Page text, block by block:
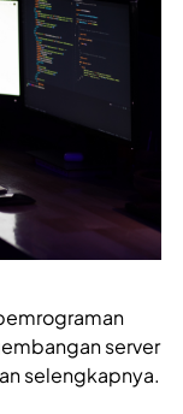
server
selengkapnya.